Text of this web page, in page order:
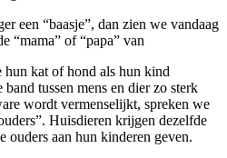
een “baasje”, dan zien we vandaag
“mama” of “papa” van
hun kat of hond als hun kind
tussen mens en dier zo sterk
wordt vermenselijkt, spreken we
Huisdieren krijgen dezelfde
ouders aan hun kinderen geven.